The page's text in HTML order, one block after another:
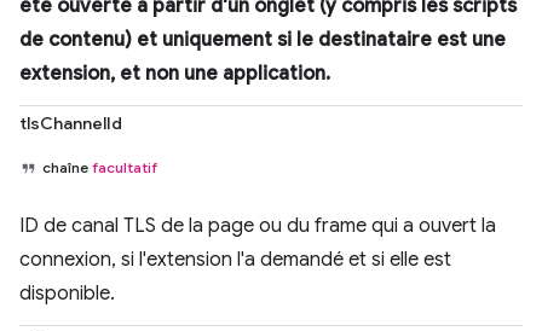
été ouverte à partir d'un onglet (y compris les scripts
de contenu) et uniquement si le destinataire est une
extension, et non une application.
tlsChannelId
chaîne facultatif
ID de canal TLS de la page ou du frame qui a ouvert la
connexion, si l'extension l'a demandé et si elle est
disponible.